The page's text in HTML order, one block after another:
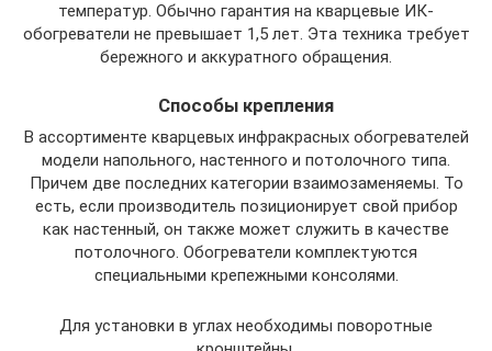
температур. Обычно гарантия на кварцевые ИК-
обогреватели не превышает 1,5 лет. Эта техника требует
бережного и аккуратного обращения.
Способы крепления
В ассортименте кварцевых инфракрасных обогревателей
модели напольного, настенного и потолочного типа.
Причем две последних категории взаимозаменяемы. То
есть, если производитель позиционирует свой прибор
как настенный, он также может служить в качестве
потолочного. Обогреватели комплектуются
специальными крепежными консолями.
Для установки в углах необходимы поворотные